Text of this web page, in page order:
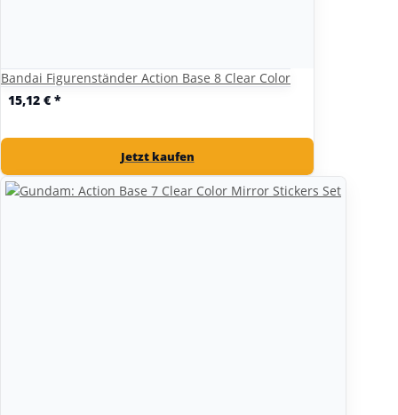
Bandai Figurenständer Action Base 8 Clear Color
15,12 € *
Jetzt kaufen